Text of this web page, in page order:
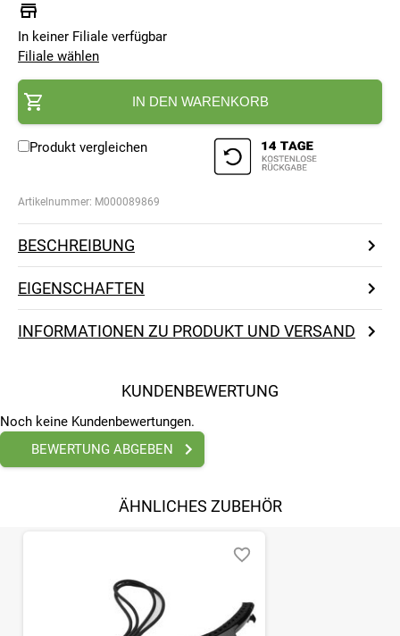
In keiner Filiale verfügbar
Filiale wählen
IN DEN WARENKORB
Produkt vergleichen
Artikelnummer: M000089869
BESCHREIBUNG
EIGENSCHAFTEN
INFORMATIONEN ZU PRODUKT UND VERSAND
KUNDENBEWERTUNG
Noch keine Kundenbewertungen.
BEWERTUNG ABGEBEN
ÄHNLICHES ZUBEHÖR